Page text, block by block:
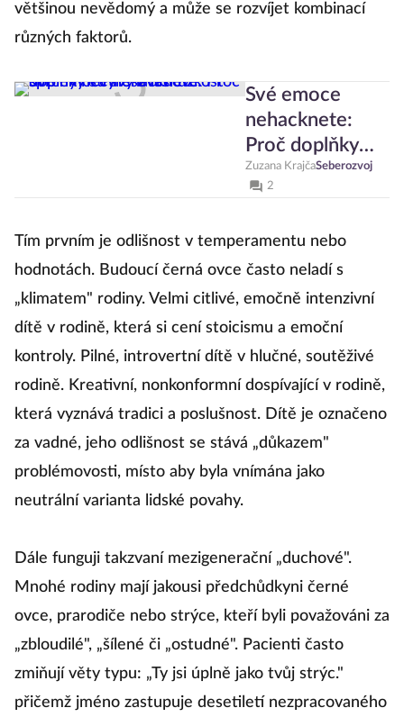
většinou nevědomý a může se rozvíjet kombinací
různých faktorů.
Své emoce
nehacknete:
Proč doplňky
stravy a ledové
sprchy nevyřeší
Zuzana KrajčaSeberozvoj
2
Tím prvním je odlišnost v temperamentu nebo
hodnotách. Budoucí černá ovce často neladí s
„klimatem" rodiny. Velmi citlivé, emočně intenzivní
dítě v rodině, která si cení stoicismu a emoční
kontroly. Pilné, introvertní dítě v hlučné, soutěživé
rodině. Kreativní, nonkonformní dospívající v rodině,
která vyznává tradici a poslušnost. Dítě je označeno
za vadné, jeho odlišnost se stává „důkazem"
problémovosti, místo aby byla vnímána jako
neutrální varianta lidské povahy.
Dále funguji takzvaní mezigenerační „duchové".
Mnohé rodiny mají jakousi předchůdkyni černé
ovce, prarodiče nebo strýce, kteří byli považováni za
„zbloudilé", „šílené či „ostudné". Pacienti často
zmiňují věty typu: „Ty jsi úplně jako tvůj strýc."
přičemž jméno zastupuje desetiletí nezpracovaného